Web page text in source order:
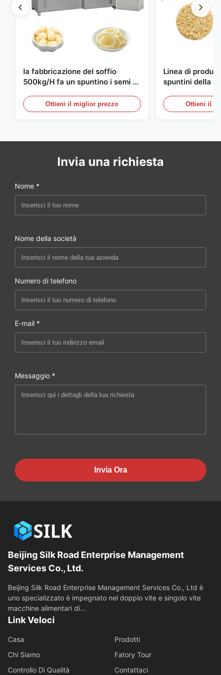
la fabbricazione del soffio
500kg/H fa un spuntino i semi di
automaticiOttieni il miglior prezzo
Linea di
spuntini della
10000pcs/8h
Ottieni il
Invia una richiesta
Nome *
Nome della società
Numero di telefono
E-mail *
Messaggio *
Invia Ora
Beijing Silk Road Enterprise Management
Services Co., Ltd.
Beijing Silk Road Enterprise Management Services Co., Ltd è
uno specializzato è impegnato nel doppio vite e singolo vite
macchine alimentari di...
Link Veloci
Casa
Prodotti
Chi Siamo
Fatory Tour
Controllo Di Qualità
Contattaci